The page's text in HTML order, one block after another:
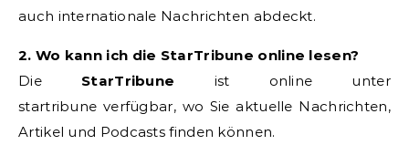
auch internationale Nachrichten abdeckt.
2. Wo kann ich die StarTribune online lesen?
Die StarTribune ist online unter
startribune verfügbar, wo Sie aktuelle Nachrichten,
Artikel und Podcasts finden können.